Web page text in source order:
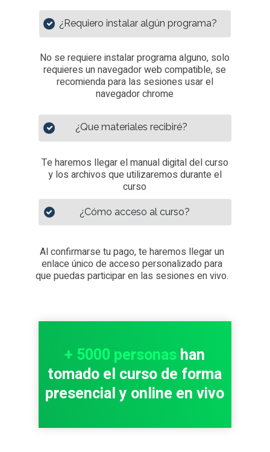
No se requiere instalar programa alguno, solo
requieres un navegador web compatible, se
recomienda para las sesiones usar el
navegador chrome
¿Requiero instalar algún programa?
Te haremos llegar el manual digital del curso
y los archivos que utilizaremos durante el
curso
¿Que materiales recibiré?
+ 5000 personashan
tomado el curso de forma
presencial y online en vivo
Al confirmarse tu pago, te haremos llegar un
enlace único de acceso personalizado para
que puedas participar en las sesiones en vivo.
¿Cómo acceso al curso?